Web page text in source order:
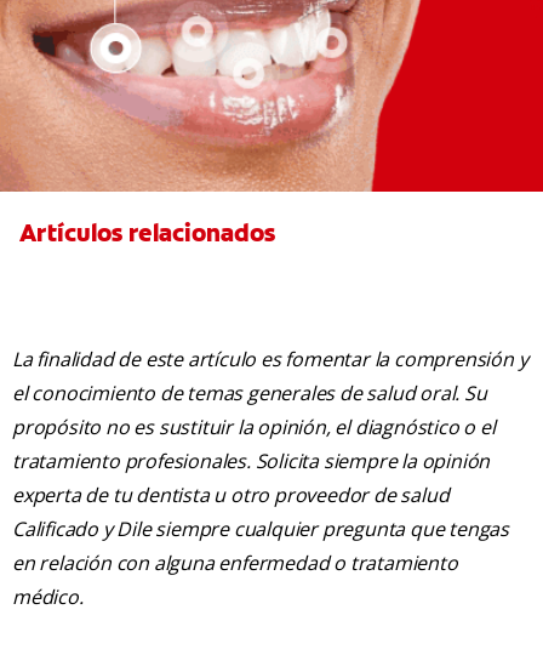
Artículos relacionados
La finalidad de este artículo es fomentar la comprensión y
el conocimiento de temas generales de salud oral. Su
propósito no es sustituir la opinión, el diagnóstico o el
tratamiento profesionales. Solicita siempre la opinión
experta de tu dentista u otro proveedor de salud
Calificado y Dile siempre cualquier pregunta que tengas
en relación con alguna enfermedad o tratamiento
médico.